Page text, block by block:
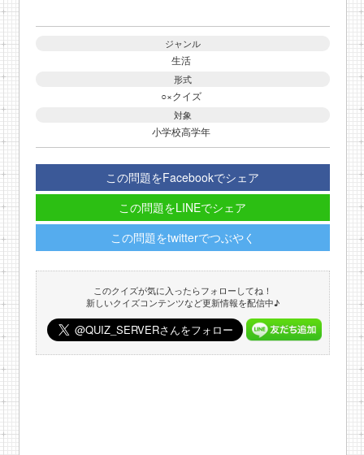
ジャンル
生活
形式
○×クイズ
対象
小学校高学年
この問題をFacebookでシェア
この問題をLINEでシェア
この問題をtwitterでつぶやく
このクイズが気に入ったらフォローしてね！
新しいクイズコンテンツなど更新情報を配信中♪